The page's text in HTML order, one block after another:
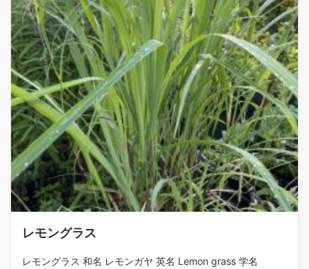
レモングラス
レモングラス 和名 レモンガヤ 英名 Lemon grass 学名